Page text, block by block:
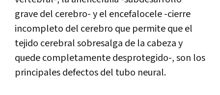
grave del cerebro- y el encefalocele -cierre
incompleto del cerebro que permite que el
tejido cerebral sobresalga de la cabeza y
quede completamente desprotegido-, son los
principales defectos del tubo neural.